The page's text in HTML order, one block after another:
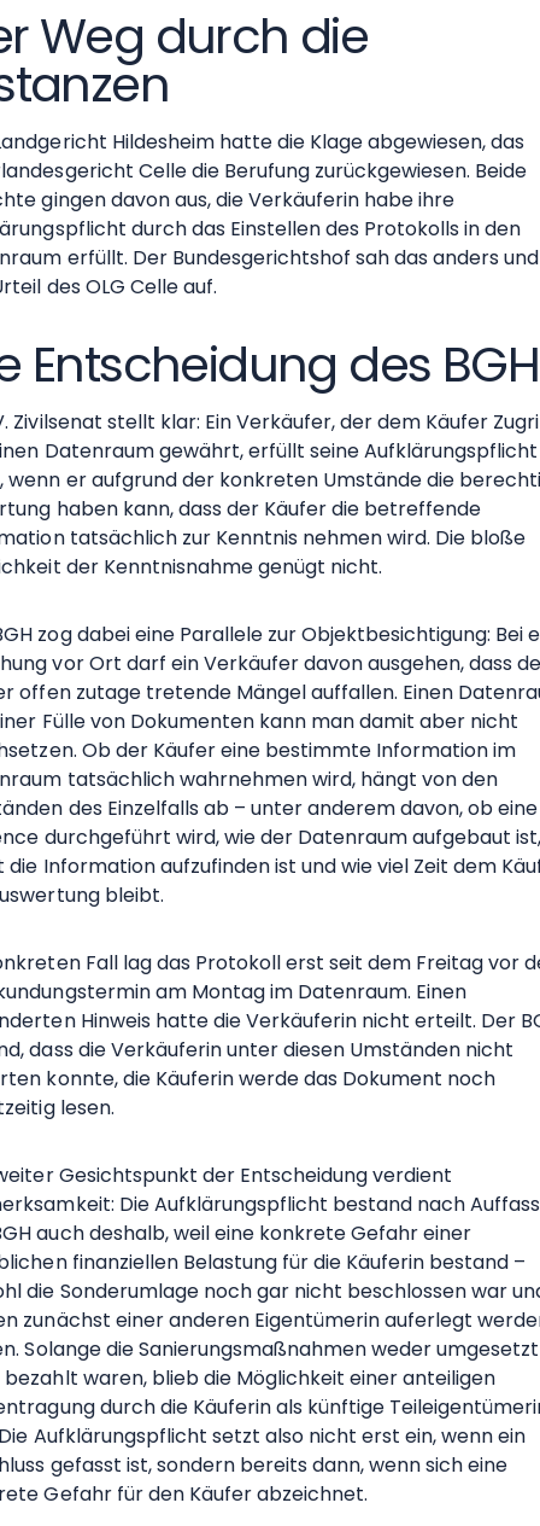
Weg durch die
Hildesheim hatte die Klage abgewiesen, das
Celle die Berufung zurückgewiesen. Beide
gingen davon aus, die Verkäuferin habe ihre
durch das Einstellen des Protokolls in den
erfüllt. Der Bundesgerichtshof sah das anders
des OLG Celle auf.
Entscheidung des BGH
Zivilsenat stellt klar: Ein Verkäufer, der dem Käufer
Datenraum gewährt, erfüllt seine
wenn er aufgrund der konkreten Umstände die
haben kann, dass der Käufer die betreffende
tatsächlich zur Kenntnis nehmen wird. Die bloße
der Kenntnisnahme genügt nicht.
zog dabei eine Parallele zur Objektbesichtigung: Bei
vor Ort darf ein Verkäufer davon ausgehen, dass
offen zutage tretende Mängel auffallen. Einen
Fülle von Dokumenten kann man damit aber nicht
Ob der Käufer eine bestimmte Information im
tatsächlich wahrnehmen wird, hängt von den
des Einzelfalls ab – unter anderem davon, ob
durchgeführt wird, wie der Datenraum aufgebaut
die Information aufzufinden ist und wie viel Zeit dem
bleibt.
Fall lag das Protokoll erst seit dem Freitag vor
am Montag im Datenraum. Einen
Hinweis hatte die Verkäuferin nicht erteilt. Der
dass die Verkäuferin unter diesen Umständen nicht
konnte, die Käuferin werde das Dokument noch
lesen.
Gesichtspunkt der Entscheidung verdient
Die Aufklärungspflicht bestand nach
auch deshalb, weil eine konkrete Gefahr einer
finanziellen Belastung für die Käuferin bestand –
die Sonderumlage noch gar nicht beschlossen war
zunächst einer anderen Eigentümerin auferlegt
Solange die Sanierungsmaßnahmen weder umgesetzt
waren, blieb die Möglichkeit einer anteiligen
durch die Käuferin als künftige
Aufklärungspflicht setzt also nicht erst ein, wenn ein
gefasst ist, sondern bereits dann, wenn sich eine
Gefahr für den Käufer abzeichnet.